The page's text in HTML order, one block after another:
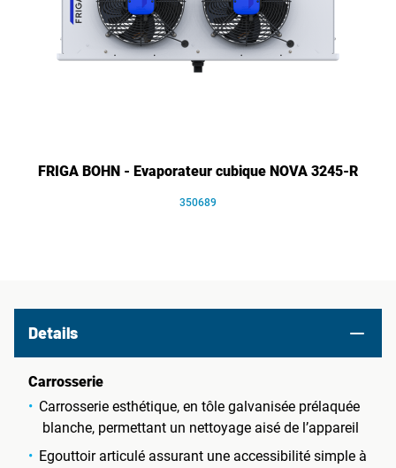
FRIGA BOHN - Evaporateur cubique NOVA 3245-R
350689
Details
Carrosserie
Carrosserie esthétique, en tôle galvanisée prélaquée
blanche, permettant un nettoyage aisé de l’appareil
Egouttoir articulé assurant une accessibilité simple à